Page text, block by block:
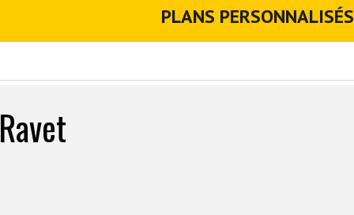
PLANS PERSONNALISÉS
Ravet